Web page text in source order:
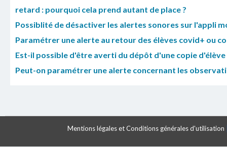
retard : pourquoi cela prend autant de place ?
Possiblité de désactiver les alertes sonores sur l'appli
Paramétrer une alerte au retour des élèves covid+ ou
Est-il possible d'être averti du dépôt d'une copie d'élève
Peut-on paramétrer une alerte concernant les
Mentions légales et Conditions générales d'utilisation